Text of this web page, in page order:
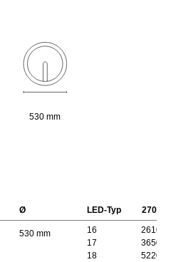
530 mm
Ø LED-Typ 2700 K
530 mm 16
2610
17
3650
18
5220